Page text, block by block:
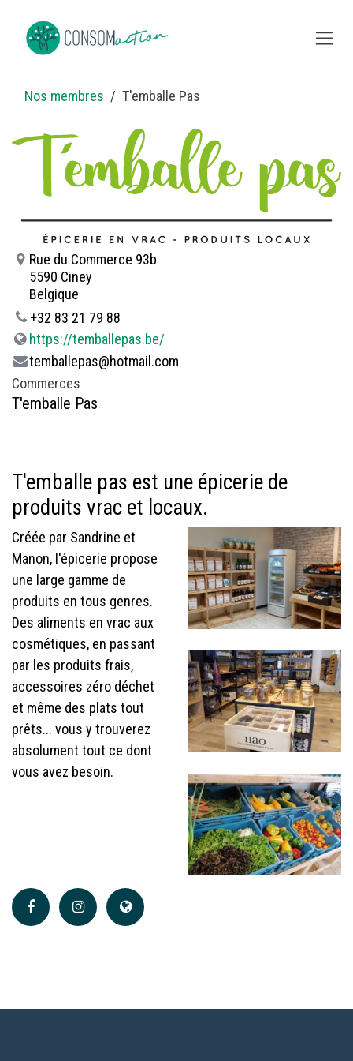
Nos membres T'emballe Pas
Rue du Commerce 93b
5590 Ciney
Belgique
+32 83 21 79 88
https://temballepas.be/
temballepas@hotmail.com
Commerces
T'emballe Pas
T'emballe pas est une épicerie de
produits vrac et locaux.
Créée par Sandrine et
Manon, l'épicerie propose
une large gamme de
produits en tous genres.
Des aliments en vrac aux
cosmétiques, en passant
par les produits frais,
accessoires zéro déchet
et même des plats tout
prêts... vous y trouverez
absolument tout ce dont
vous avez besoin.